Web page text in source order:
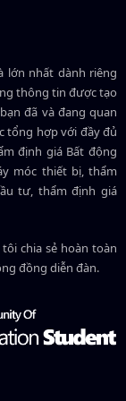
lớn nhất dành riêng
thông tin được tạo
đã và đang quan
tổng hợp với đầy đủ
định giá Bất động
móc thiết bị, thẩm
tư, thẩm định giá
chia sẻ hoàn toàn
đồng diễn đàn.